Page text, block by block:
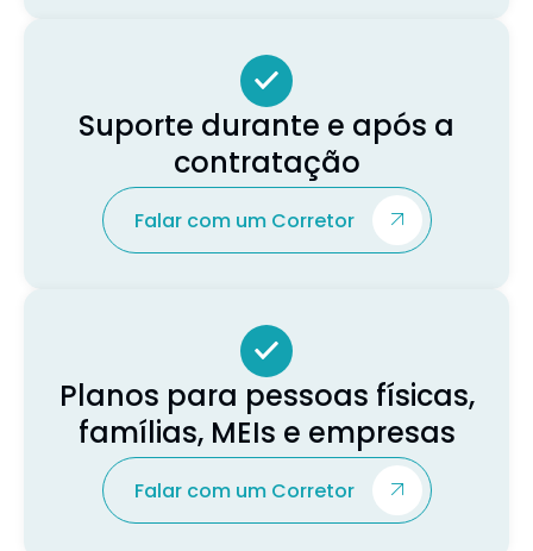
Suporte durante e após a
contratação
Falar com um Corretor
Planos para pessoas físicas,
famílias, MEIs e empresas
Falar com um Corretor